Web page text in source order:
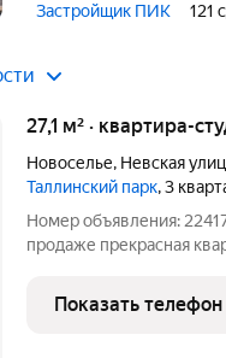
детские и спортивные
Застройщик ПИК 121
27,1 м² · квартира-
Новоселье, Невская
Таллинский парк, 3
Номер объявления:
продаже прекрасная
удобная и продуманная
без учета балкона,
Показать телефон